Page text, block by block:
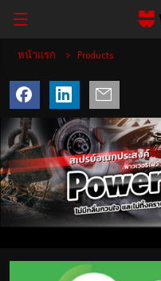
Back
ด้วยชื่อผู้ใช้
ชื่อผู้ใช้
รหัสผ่าน
ลืมรหัสผ่านของคุณใช่หรือ
Back
แค็ต ตา ล็อก
Back
แผนกยานยนต์
แผนกกลุ่มโรงงานอุตสาห
แผนกก่อสร้าง
แผนกอุตสาหกรรม
Back
เวือร์ท ประเทศไทย
เวือร์ท กรุ๊ป
ข่าวสารและกิจกรรม
Back
ไทย
หน้าแรก Products